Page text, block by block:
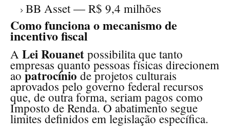
BB Asset — R$ 9,4 milhões
Como funciona o mecanismo de
incentivo fiscal
A Lei Rouanet possibilita que tanto
empresas quanto pessoas físicas direcionem
ao patrocínio de projetos culturais
aprovados pelo governo federal recursos
que, de outra forma, seriam pagos como
Imposto de Renda. O abatimento segue
limites definidos em legislação específica.